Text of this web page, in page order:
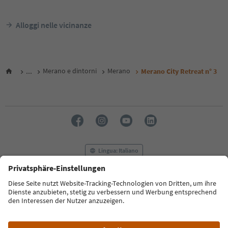
Alloggi nelle vicinanze
... Merano e dintorni Merano Merano City Retreat n° 3
Lingua: Italiano
FAQ Contatti Press MICE
Privacy Policy
Termini e condizioni
Crediti
Cookie Policy
Alto Adige B2B